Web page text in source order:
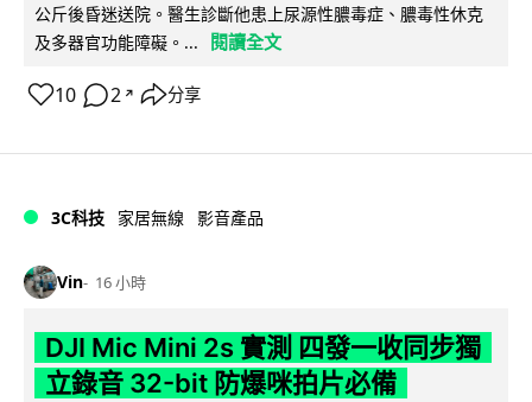
公斤後昏迷送院。醫生診斷他患上尿源性膿毒症、膿毒性休克
及多器官功能障礙。...
閱讀全文
10 2 ↗ 分享
3C科技 家居無線 影音產品
Vin 16 小時
DJI Mic Mini 2s 實測 四發一收同步獨
立錄音 32-bit 防爆咪拍片必備